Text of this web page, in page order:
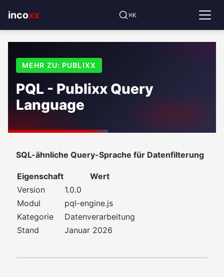
incoxx
⌘K
MEHR ZU: PUBLIXX
PQL - Publixx Query
Language
SQL-ähnliche Query-Sprache für Datenfilterung
Eigenschaft
Wert
Version
1.0.0
Modul
pql-engine.js
Kategorie
Datenverarbeitung
Stand
Januar 2026